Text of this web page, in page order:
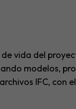
vida del
modelos,
IFC, con